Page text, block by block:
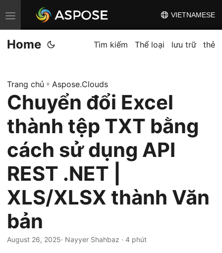
C
h
u
n
đ
i
ề
u
h
ớ
n
VIETNAMESE
Home Tìm kiếm Thể loại lưu trữ thẻ
Trang chủ » Aspose.Clouds
Chuyển đổi Excel
thành tệp TXT bằng
cách sử dụng API
REST .NET |
XLS/XLSX thành Văn
bản
August 26, 2025· Nayyer Shahbaz · 4 phút